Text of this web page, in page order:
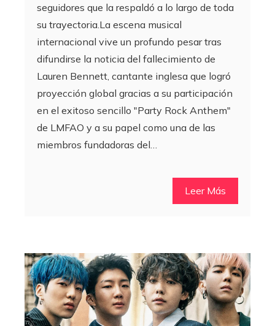
seguidores que la respaldó a lo largo de toda
su trayectoria.La escena musical
internacional vive un profundo pesar tras
difundirse la noticia del fallecimiento de
Lauren Bennett, cantante inglesa que logró
proyección global gracias a su participación
en el exitoso sencillo "Party Rock Anthem"
de LMFAO y a su papel como una de las
miembros fundadoras del…
Leer Más